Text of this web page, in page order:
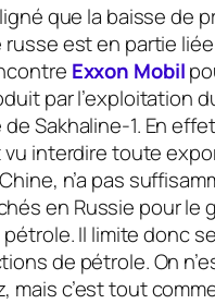
que la baisse de
russe est en partie
Exxon Mobil
par l’exploitation
Sakhaline-1. En
vu interdire toute
n’a pas
en Russie pour le
Il limite donc
de pétrole. On
mais c’est tout